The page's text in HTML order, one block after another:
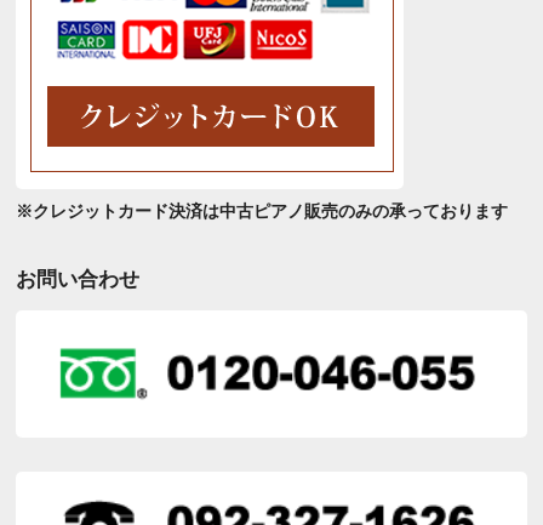
※クレジットカード決済は中古ピアノ販売のみの承っております
お問い合わせ